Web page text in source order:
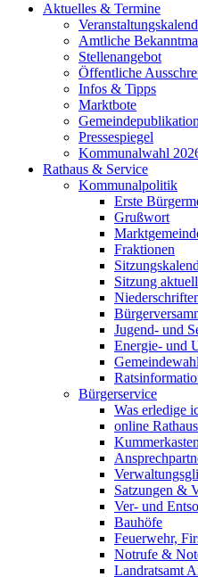
Aktuelles & Termine
Amtliche
Stellenangebot
Öffentliche
Infos & Tipps
Marktbote
Pressespiegel
Kommunalwahl
Rathaus & Service
Kommunalpolitik
Erste
Grußwort
Fraktionen
Sitzung aktuell
Jugend- und
Energie- und
Bürgerservice
Was erledige
online
Kummerkasten
Satzungen &
Ver- und
Bauhöfe
Feuerwehr,
Notrufe &
Landratsamt